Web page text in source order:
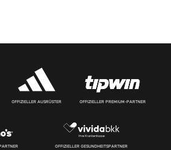
OFFIZIELLER AUSRÜSTER OFFIZIELLER PREMIUM-PARTNER
OFFIZIELLER GESUNDHEITSPARTNER